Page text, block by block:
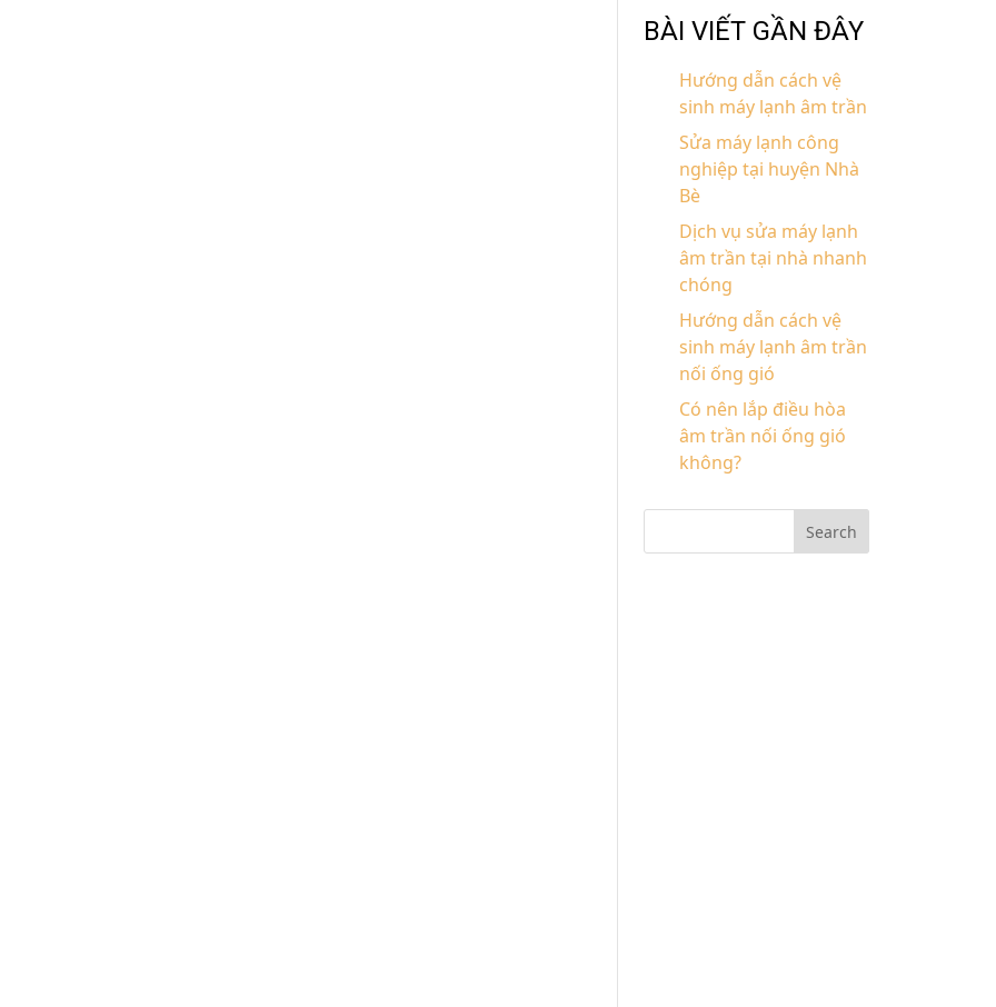
BÀI VIẾT GẦN ĐÂY
Hướng dẫn cách vệ
sinh máy lạnh âm trần
Sửa máy lạnh công
nghiệp tại huyện Nhà
Bè
Dịch vụ sửa máy lạnh
âm trần tại nhà nhanh
chóng
Hướng dẫn cách vệ
sinh máy lạnh âm trần
nối ống gió
Có nên lắp điều hòa
âm trần nối ống gió
không?